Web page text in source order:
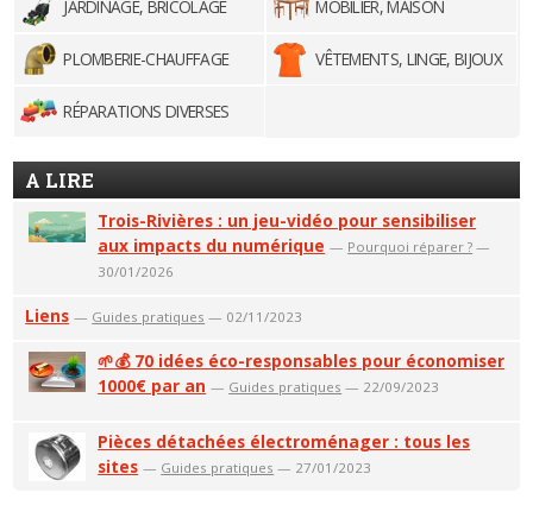
JARDINAGE, BRICOLAGE
MOBILIER, MAISON
PLOMBERIE-CHAUFFAGE VÊTEMENTS, LINGE, BIJOUX
RÉPARATIONS DIVERSES
A LIRE
Trois-Rivières : un jeu-vidéo pour sensibiliser
aux impacts du numérique — Pourquoi réparer ? —
30/01/2026
Liens — Guides pratiques — 02/11/2023
🌱💰 70 idées éco-responsables pour économiser
1000€ par an — Guides pratiques — 22/09/2023
Pièces détachées électroménager : tous les
sites — Guides pratiques — 27/01/2023